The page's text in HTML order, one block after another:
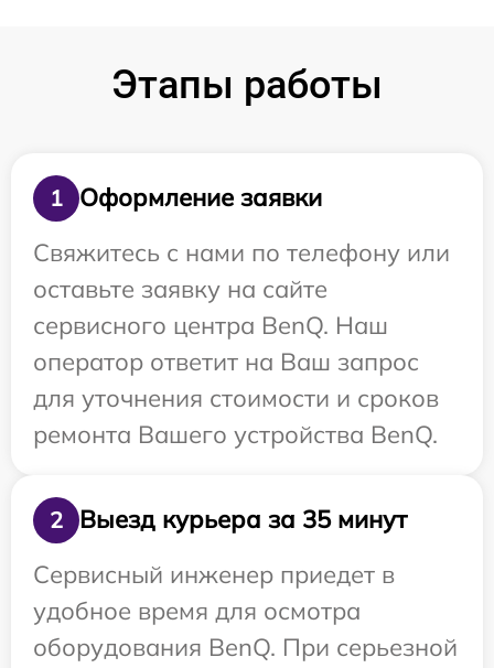
Этапы работы
1
Оформление заявки
Свяжитесь с нами по телефону или
оставьте заявку на сайте
сервисного центра BenQ. Наш
оператор ответит на Ваш запрос
для уточнения стоимости и сроков
ремонта Вашего устройства BenQ.
2
Выезд курьера за 35 минут
Сервисный инженер приедет в
удобное время для осмотра
оборудования BenQ. При серьезной